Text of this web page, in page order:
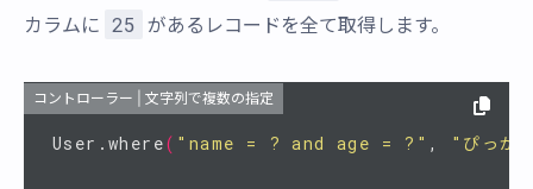
カラムに 25 があるレコードを全て取得します。
コントローラー | 文字列で複数の指定
User.where( "name = ? and age = ?" , "ぴっか"